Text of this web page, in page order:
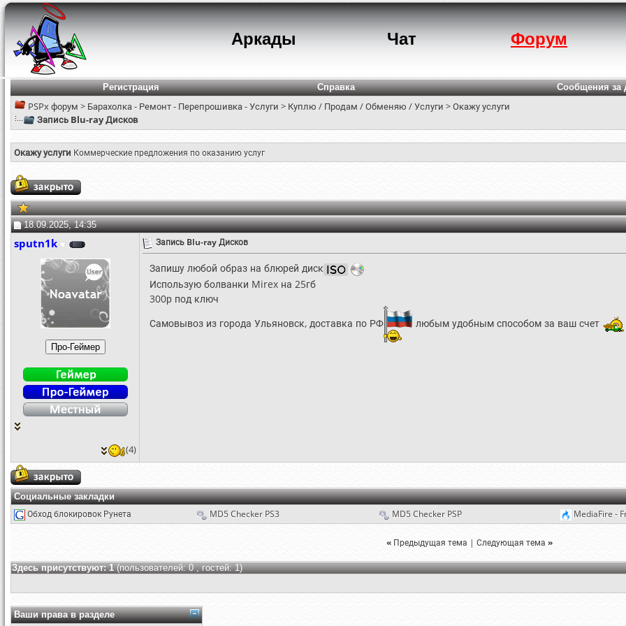
Аркады Чат Форум
Регистрация Справка Сообщения за
PSPx форум > Барахолка - Ремонт - Перепрошивка - Услуги > Куплю / Продам / Обменяю / Услуги >Окажу услуги
Запись Blu-ray Дисков
Окажу услуги Коммерческие предложения по оказанию услуг
18.09.2025, 14:35
sputn1k Запись Blu-ray Дисков
Запишу любой образ на блюрей диск
Использую болванки Mirex на 25гб
300р под ключ
Самовывоз из города Ульяновск, доставка по РФ
любым удобным способом за ваш счет
(4)
Социальные закладки
Обход блокировок Рунета MD5 Checker PS3 MD5 Checker PSP MediaFire -
« Предыдущая тема | Следующая тема »
Здесь присутствуют: 1(пользователей: 0 , гостей: 1)
Ваши права в разделе